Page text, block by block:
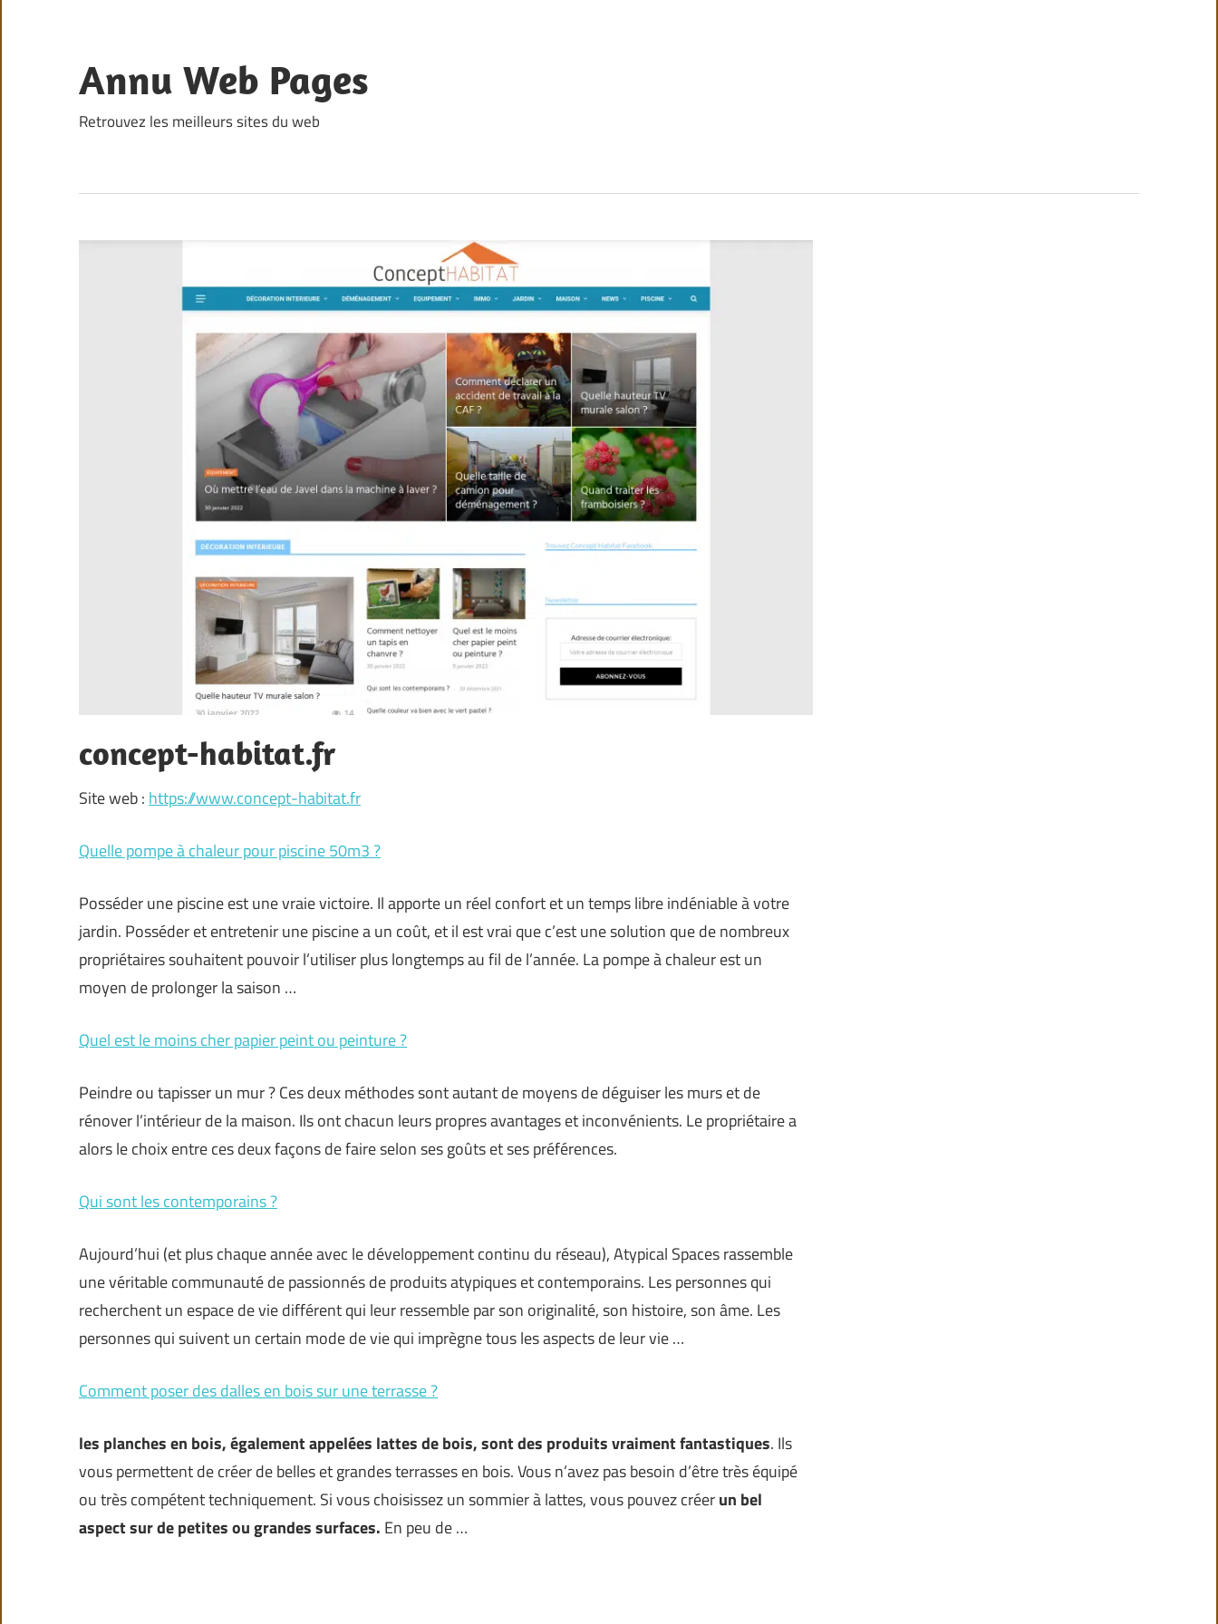
content
Annu Web Pages
Retrouvez les meilleurs sites du web
concept-habitat.fr
Site web : https://www.concept-habitat.fr
Quelle pompe à chaleur pour piscine 50m3 ?
Posséder une piscine est une vraie victoire. Il apporte un réel confort et un temps libre indéniable à votre
jardin. Posséder et entretenir une piscine a un coût, et il est vrai que c’est une solution que de nombreux
propriétaires souhaitent pouvoir l’utiliser plus longtemps au fil de l’année. La pompe à chaleur est un
moyen de prolonger la saison …
Quel est le moins cher papier peint ou peinture ?
Peindre ou tapisser un mur ? Ces deux méthodes sont autant de moyens de déguiser les murs et de
rénover l’intérieur de la maison. Ils ont chacun leurs propres avantages et inconvénients. Le propriétaire a
alors le choix entre ces deux façons de faire selon ses goûts et ses préférences.
Qui sont les contemporains ?
Aujourd’hui (et plus chaque année avec le développement continu du réseau), Atypical Spaces rassemble
une véritable communauté de passionnés de produits atypiques et contemporains. Les personnes qui
recherchent un espace de vie différent qui leur ressemble par son originalité, son histoire, son âme. Les
personnes qui suivent un certain mode de vie qui imprègne tous les aspects de leur vie …
Comment poser des dalles en bois sur une terrasse ?
les planches en bois, également appelées lattes de bois, sont des produits vraiment fantastiques. Ils
vous permettent de créer de belles et grandes terrasses en bois. Vous n’avez pas besoin d’être très équipé
ou très compétent techniquement. Si vous choisissez un sommier à lattes, vous pouvez créerun bel
aspect sur de petites ou grandes surfaces. En peu de …